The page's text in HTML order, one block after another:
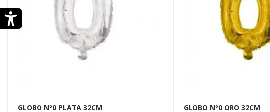
GLOBO Nº0 PLATA 32CM GLOBO Nº0 ORO 32CM